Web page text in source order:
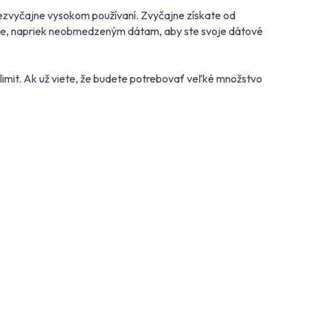
vysokom používaní. Zvyčajne získate od
napriek neobmedzeným dátam, aby ste svoje dátové
Ak už viete, že budete potrebovať veľké množstvo